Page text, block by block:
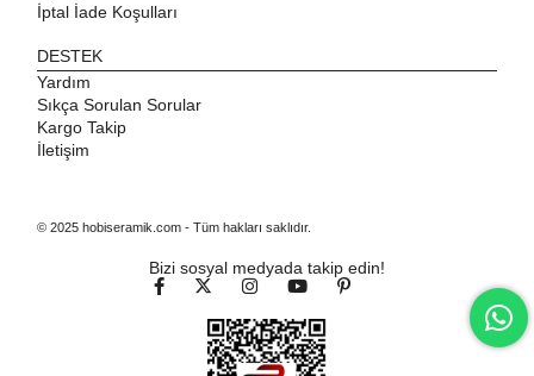
İptal İade Koşulları
DESTEK
Yardım
Sıkça Sorulan Sorular
Kargo Takip
İletişim
© 2025 hobiseramik.com - Tüm hakları saklıdır.
Bizi sosyal medyada takip edin!